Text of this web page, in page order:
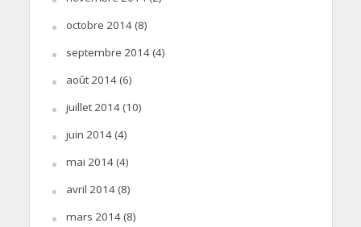
octobre 2014(8)
septembre 2014(4)
août 2014(6)
juillet 2014(10)
juin 2014(4)
mai 2014(4)
avril 2014(8)
mars 2014(8)